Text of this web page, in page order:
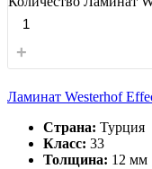
+
Ламинат Westerhof
Страна: Турция
Класс: 33
Толщина: 12 мм